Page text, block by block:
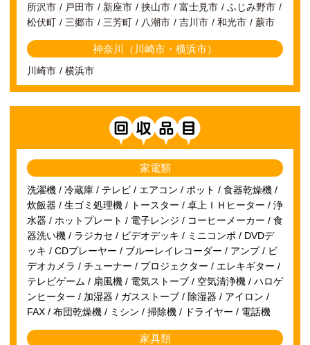
所沢市
戸田市 新座市 挟山市 富士見市
ふじみ野市
松伏町
三郷市 三芳町 八潮市 吉川市 和光市 蕨市
神奈川（川崎市・横浜市）
川崎市 横浜市
家電類
洗濯機 / 冷蔵庫 / テレビ / エアコン / ポット / 食器乾燥機 /
炊飯器 / 生ゴミ処理機 / トースター / 卓上ＩＨヒーター / 浄
水器 / ホットプレート / 電子レンジ / コーヒーメーカー / 食
器洗い機 / ラジカセ / ビデオデッキ / ミニコンポ / DVDデ
ッキ / CDプレーヤー / ブルーレイレコーダー / アンプ / ビ
デオカメラ / チューナー / プロジェクター / エレキギター /
テレビゲーム / 扇風機 / 電気ストーブ / 空気清浄機 / ハロゲ
ンヒーター / 加湿器 / ガスストーブ / 除湿器 / アイロン /
FAX / 布団乾燥機 / ミシン / 掃除機 / ドライヤー / 電話機
家具類